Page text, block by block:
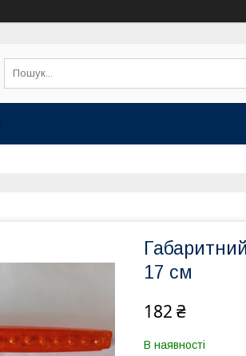
17 см
182 ₴
В наявності